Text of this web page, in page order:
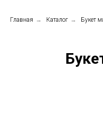
Главная → Каталог → Букет